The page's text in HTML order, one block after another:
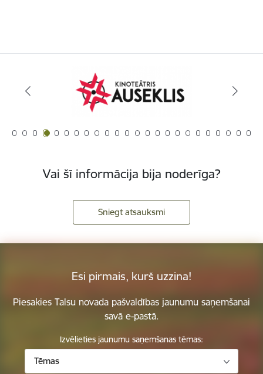
Vai šī informācija bija noderīga?
Sniegt atsauksmi
Esi pirmais, kurš uzzina!
Piesakies Talsu novada pašvaldības jaunumu saņemšanai
savā e-pastā.
Izvēlieties jaunumu saņemšanas tēmas:
Tēmas